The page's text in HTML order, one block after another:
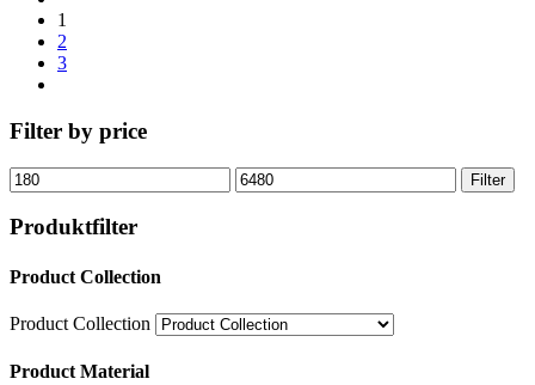
1
2
3
Filter by price
Min
price
Max
price
Filter
Produktfilter
Product Collection
Product Collection
Product Material